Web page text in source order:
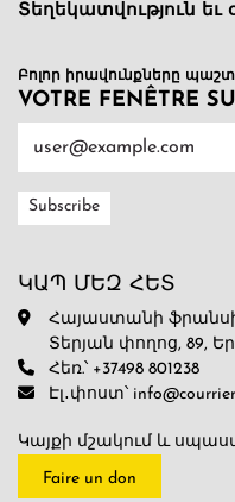
Տեղեկատվություն
Բոլոր իրավունքները
VOTRE FENÊTRE
ԿԱՊ ՄԵԶ ՀԵՏ
Հայաստանի
Տերյան փողոց, 89,
Հեռ.՝ +37498 801238
Էլ․փոստ՝
Կայքի մշակում և
Faire un don